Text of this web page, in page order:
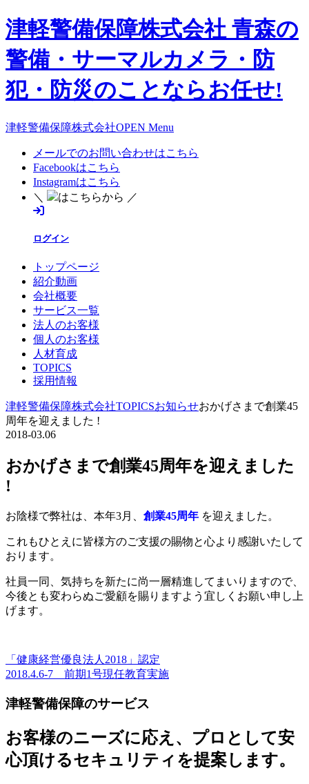
津軽警備保障株式会社 青森の
警備・サーマルカメラ・防
犯・防災のことならお任せ!
津軽警備保障株式会社OPEN Menu
メールでのお問い合わせはこちら
Facebookはこちら
Instagramはこちら
＼
はこちらから ／
ログイン
トップページ
紹介動画
会社概要
サービス一覧
法人のお客様
個人のお客様
人材育成
TOPICS
採用情報
津軽警備保障株式会社TOPICSお知らせおかげさまで創業45
周年を迎えました !
2018-03.06
おかげさまで創業45周年を迎えました
!
お陰様で弊社は、本年3月、 創業45周年 を迎えました。
これもひとえに皆様方のご支援の賜物と心より感謝いたして
おります。
社員一同、気持ちを新たに尚一層精進してまいりますので、
今後とも変わらぬご愛顧を賜りますよう宜しくお願い申し上
げます。
投
稿
ナ
ビ
ゲ
ー
前
の
事
「健康経営優良法人2018」認定
次
記
2018.4.6-7 前期1号現任教育実施
津軽警備保障のサービス
お客様のニーズに応え、プロとして安
心頂けるセキュリティを提案します。